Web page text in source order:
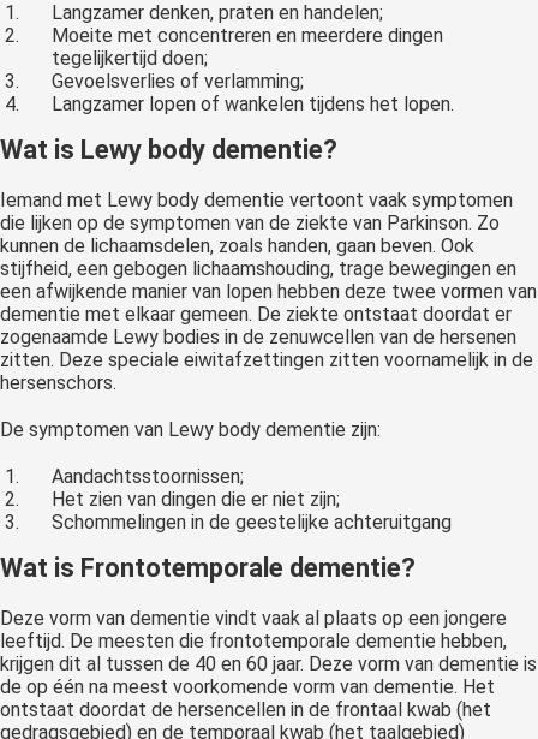
Langzamer denken, praten en handelen;
Moeite met concentreren en meerdere dingen
tegelijkertijd doen;
Gevoelsverlies of verlamming;
Langzamer lopen of wankelen tijdens het lopen.
Wat is Lewy body dementie?
Iemand met Lewy body dementie vertoont vaak symptomen
die lijken op de symptomen van de ziekte van Parkinson. Zo
kunnen de lichaamsdelen, zoals handen, gaan beven. Ook
stijfheid, een gebogen lichaamshouding, trage bewegingen en
een afwijkende manier van lopen hebben deze twee vormen van
dementie met elkaar gemeen. De ziekte ontstaat doordat er
zogenaamde Lewy bodies in de zenuwcellen van de hersenen
zitten. Deze speciale eiwitafzettingen zitten voornamelijk in de
hersenschors.
De symptomen van Lewy body dementie zijn:
Aandachtsstoornissen;
Het zien van dingen die er niet zijn;
Schommelingen in de geestelijke achteruitgang
Wat is Frontotemporale dementie?
Deze vorm van dementie vindt vaak al plaats op een jongere
leeftijd. De meesten die frontotemporale dementie hebben,
krijgen dit al tussen de 40 en 60 jaar. Deze vorm van dementie is
de op één na meest voorkomende vorm van dementie. Het
ontstaat doordat de hersencellen in de frontaal kwab (het
gedragsgebied) en de temporaal kwab (het taalgebied)